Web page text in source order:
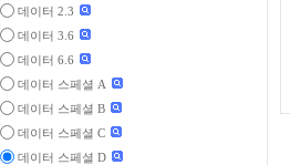
데이터 2.3
데이터 3.6
데이터 6.6
데이터 스페셜 A
데이터 스페셜 B
데이터 스페셜 C
데이터 스페셜 D